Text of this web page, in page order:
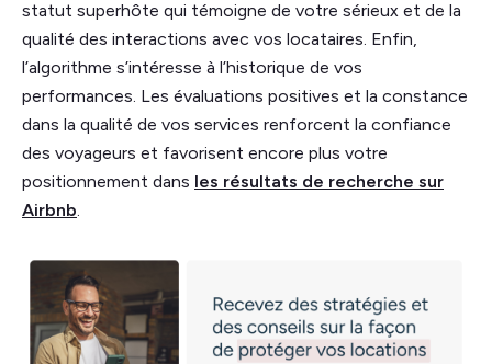
statut superhôte qui témoigne de votre sérieux et de la
qualité des interactions avec vos locataires. Enfin,
l’algorithme s’intéresse à l’historique de vos
performances. Les évaluations positives et la constance
dans la qualité de vos services renforcent la confiance
des voyageurs et favorisent encore plus votre
positionnement dans les résultats de recherche sur
Airbnb.